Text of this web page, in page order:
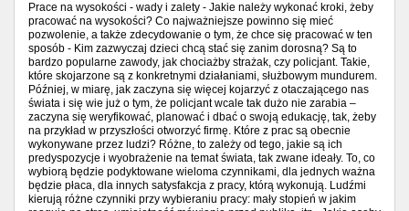
Prace na wysokości - wady i zalety - Jakie należy wykonać kroki, żeby
pracować na wysokości? Co najważniejsze powinno się mieć
pozwolenie, a także zdecydowanie o tym, że chce się pracować w ten
sposób - Kim zazwyczaj dzieci chcą stać się zanim dorosną? Są to
bardzo popularne zawody, jak chociażby strażak, czy policjant. Takie,
które skojarzone są z konkretnymi działaniami, służbowym mundurem.
Później, w miarę, jak zaczyna się więcej kojarzyć z otaczającego nas
świata i się wie już o tym, że policjant wcale tak dużo nie zarabia –
zaczyna się weryfikować, planować i dbać o swoją edukację, tak, żeby
na przykład w przyszłości otworzyć firmę. Które z prac są obecnie
wykonywane przez ludzi? Różne, to zależy od tego, jakie są ich
predyspozycje i wyobrażenie na temat świata, tak zwane ideały. To, co
wybiorą będzie podyktowane wieloma czynnikami, dla jednych ważna
będzie płaca, dla innych satysfakcja z pracy, którą wykonują. Ludźmi
kierują różne czynniki przy wybieraniu pracy: mały stopień w jakim